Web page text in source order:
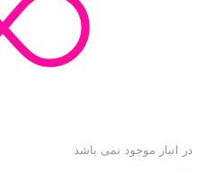
در انبار موجود نمی باشد